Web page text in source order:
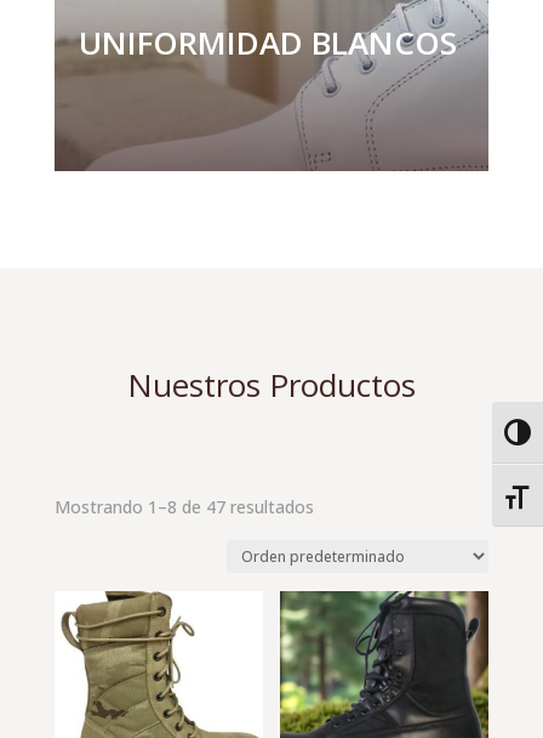
UNIFORMIDAD BLANCOS
Nuestros Productos
Mostrando 1–8 de 47 resultados